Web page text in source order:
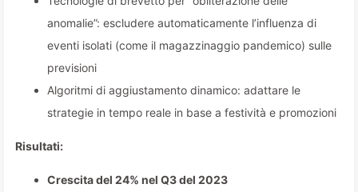
anomalie”: escludere automaticamente l’influenza di
eventi isolati (come il magazzinaggio pandemico) sulle
previsioni
Algoritmi di aggiustamento dinamico: adattare le
strategie in tempo reale in base a festività e promozioni
Risultati:
Crescita del 24% nel Q3 del 2023